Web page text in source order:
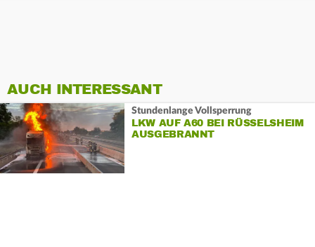
AUCH INTERESSANT
Stundenlange Vollsperrung
LKW AUF A60 BEI RÜSSELSHEIM
AUSGEBRANNT